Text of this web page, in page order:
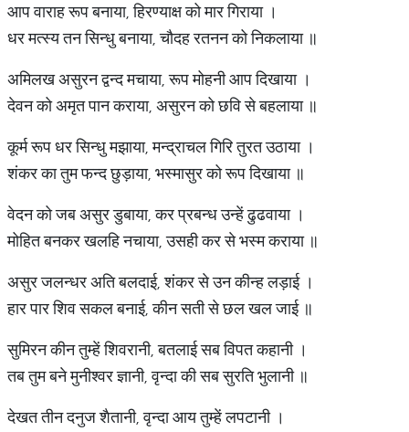
आप वाराह रूप बनाया, हिरण्याक्ष को मार गिराया ।
धर मत्स्य तन सिन्धु बनाया, चौदह रतनन को निकलाया ॥
अमिलख असुरन द्वन्द मचाया, रूप मोहनी आप दिखाया ।
देवन को अमृत पान कराया, असुरन को छवि से बहलाया ॥
कूर्म रूप धर सिन्धु मझाया, मन्द्राचल गिरि तुरत उठाया ।
शंकर का तुम फन्द छुड़ाया, भस्मासुर को रूप दिखाया ॥
वेदन को जब असुर डुबाया, कर प्रबन्ध उन्हें ढुढवाया ।
मोहित बनकर खलहि नचाया, उसही कर से भस्म कराया ॥
असुर जलन्धर अति बलदाई, शंकर से उन कीन्ह लड़ाई ।
हार पार शिव सकल बनाई, कीन सती से छल खल जाई ॥
सुमिरन कीन तुम्हें शिवरानी, बतलाई सब विपत कहानी ।
तब तुम बने मुनीश्वर ज्ञानी, वृन्दा की सब सुरति भुलानी ॥
देखत तीन दनुज शैतानी, वृन्दा आय तुम्हें लपटानी ।